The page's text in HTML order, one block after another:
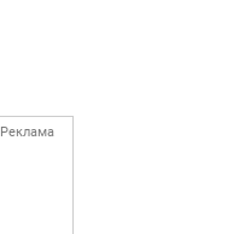
Реклама